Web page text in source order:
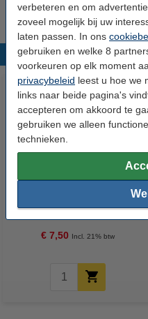
verbeteren en om
zoveel mogelijk bij uw
laten passen. In ons
gebruiken en welke 8
voorkeuren op elk moment
privacybeleid leest u hoe we
links naar beide pagina's
accepteren om akkoord te
gebruiken we alleen
technieken.
€ 7,50 Incl. 21% btw